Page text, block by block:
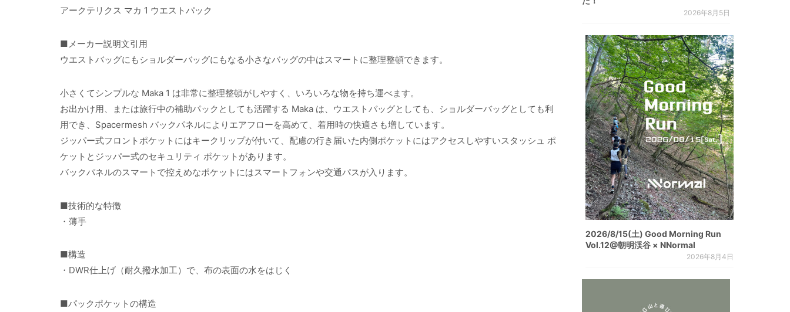
アークテリクス マカ 1 ウエストパック
■メーカー説明文引用
ウエストバッグにもショルダーバッグにもなる小さなバッグの中はスマートに整理整頓できます。
小さくてシンプルな Maka 1 は非常に整理整頓がしやすく、いろいろな物を持ち運べます。
お出かけ用、または旅行中の補助パックとしても活躍する Maka は、ウエストバッグとしても、ショルダーバッグとしても利
用でき、Spacermesh バックパネルによりエアフローを高めて、着用時の快適さも増しています。
ジッパー式フロントポケットにはキークリップが付いて、配慮の行き届いた内側ポケットにはアクセスしやすいスタッシュ ポ
ケットとジッパー式のセキュリティ ポケットがあります。
バックパネルのスマートで控えめなポケットにはスマートフォンや交通パスが入ります。
■技術的な特徴
・薄手
■構造
・DWR仕上げ（耐久撥水加工）で、布の表面の水をはじく
■パックポケットの構造
2026年8月5日
2026/8/15(土) Good Morning Run
Vol.12@朝明渓谷 × NNormal
2026年8月4日